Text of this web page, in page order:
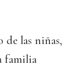
de las niñas,
familia